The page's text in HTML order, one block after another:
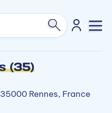
(35)
Rennes, France